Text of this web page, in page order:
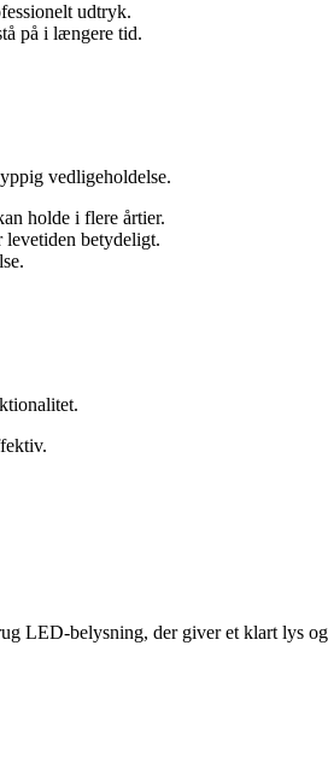
udtryk.
på i længere tid.
vedligeholdelse.
holde i flere årtier.
betydeligt.
LED-belysning, der giver et klart lys